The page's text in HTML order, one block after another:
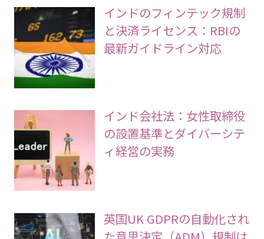
インドのフィンテック規制
と決済ライセンス：RBIの
最新ガイドライン対応
インド会社法：女性取締役
の設置基準とダイバーシテ
ィ経営の実務
英国UK GDPRの自動化され